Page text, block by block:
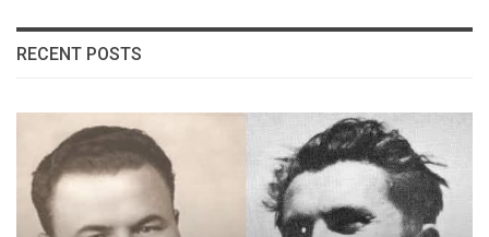
RECENT POSTS